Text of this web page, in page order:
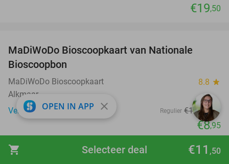
shopping_cart €11 ,50
Selecteer deal
€19,50
MaDiWoDo Bioscoopkaart van Nationale
Bioscoopbon
MaDiWoDo Bioscoopkaart 8.8 star
Alkmaar
Verkocht: 20.427
Regulier €12,90
€8,95
OPEN IN APP close